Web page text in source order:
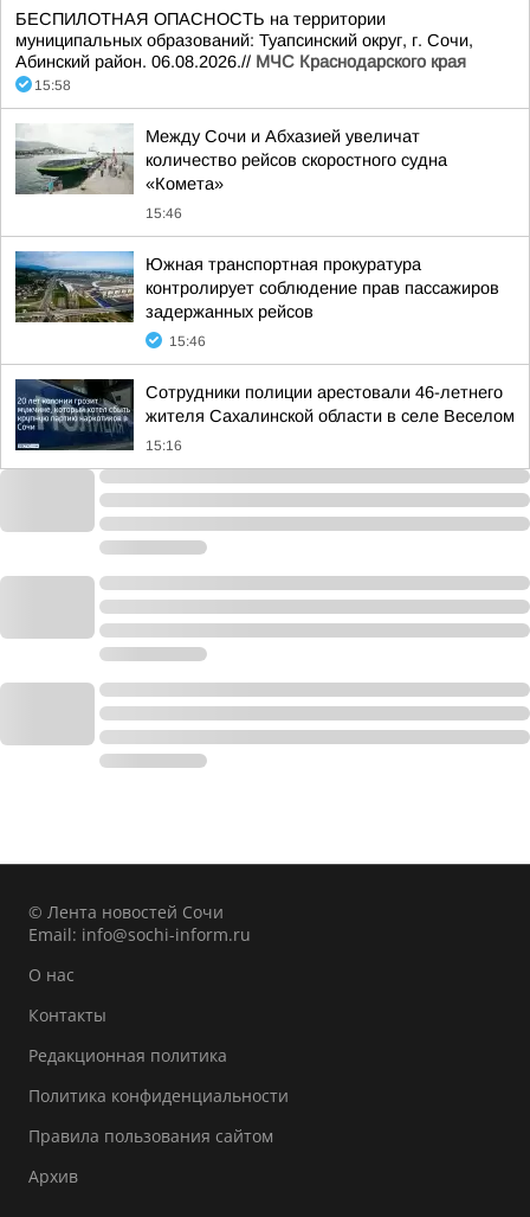
БЕСПИЛОТНАЯ ОПАСНОСТЬ на территории
муниципальных образований: Туапсинский округ, г. Сочи,
Абинский район. 06.08.2026.// МЧС Краснодарского края
15:58
Между Сочи и Абхазией увеличат
количество рейсов скоростного судна
«Комета»
15:46
Южная транспортная прокуратура
контролирует соблюдение прав пассажиров
задержанных рейсов
15:46
Сотрудники полиции арестовали 46-летнего
жителя Сахалинской области в селе Веселом
15:16
© Лента новостей Сочи
Email: info@sochi-inform.ru
О нас
Контакты
Редакционная политика
Политика конфиденциальности
Правила пользования сайтом
Архив